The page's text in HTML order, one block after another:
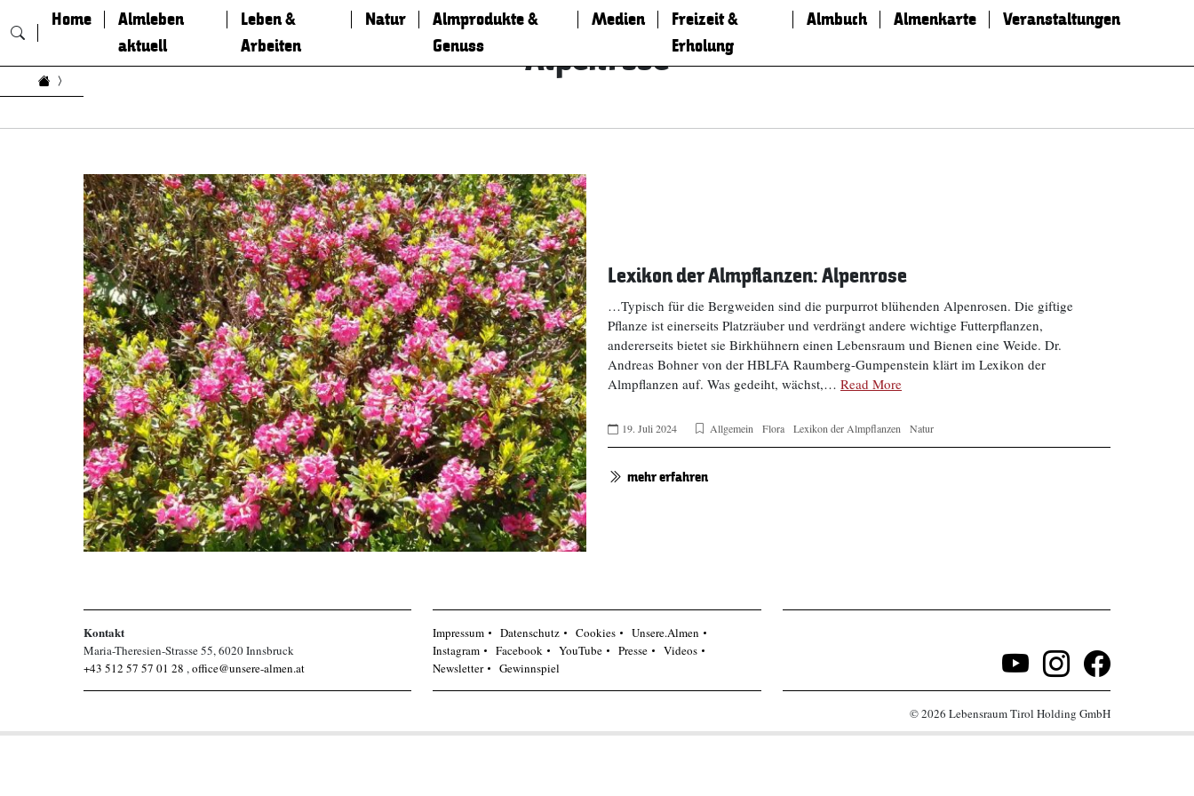
Zum Inhalt springen
Home
Almleben
aktuell
Leben &
Arbeiten
Natur
Almprodukte &
Genuss
Medien
Freizeit &
Erholung
Almbuch Almenkarte Veranstaltungen
Alpenrose
Lexikon der Almpflanzen: Alpenrose
…Typisch für die Bergweiden sind die purpurrot blühenden Alpenrosen. Die giftige
Pflanze ist einerseits Platzräuber und verdrängt andere wichtige Futterpflanzen,
andererseits bietet sie Birkhühnern einen Lebensraum und Bienen eine Weide. Dr.
Andreas Bohner von der HBLFA Raumberg-Gumpenstein klärt im Lexikon der
Almpflanzen auf. Was gedeiht, wächst,… Read More
19. Juli 2024 Allgemein Flora Lexikon der Almpflanzen Natur
mehr erfahren
Kontakt
Maria-Theresien-Strasse 55, 6020 Innsbruck
+43 512 57 57 01 28 , office@unsere-almen.at
Impressum Datenschutz Cookies
Unsere.Almen
Instagram
Facebook YouTube Presse
Videos
Newsletter
Gewinnspiel
© 2026 Lebensraum Tirol Holding GmbH